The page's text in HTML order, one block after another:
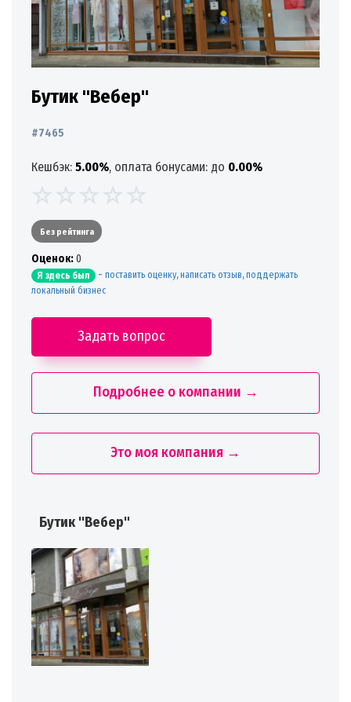
Бутик "Вебер"
#7465
Кешбэк: 5.00%, оплата бонусами: до 0.00%
Без рейтинга
Oценок:0
Я здесь был - поставить оценку, написать отзыв, поддержать
локальный бизнес
Задать вопрос
Подробнее о компании →
Это моя компания →
Бутик "Вебер"